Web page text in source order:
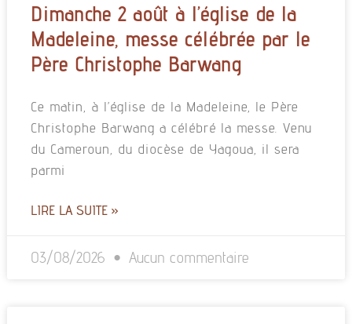
Dimanche 2 août à l’église de la
Madeleine, messe célébrée par le
Père Christophe Barwang
Ce matin, à l’église de la Madeleine, le Père
Christophe Barwang a célébré la messe. Venu
du Cameroun, du diocèse de Yagoua, il sera
parmi
LIRE LA SUITE »
03/08/2026 Aucun commentaire